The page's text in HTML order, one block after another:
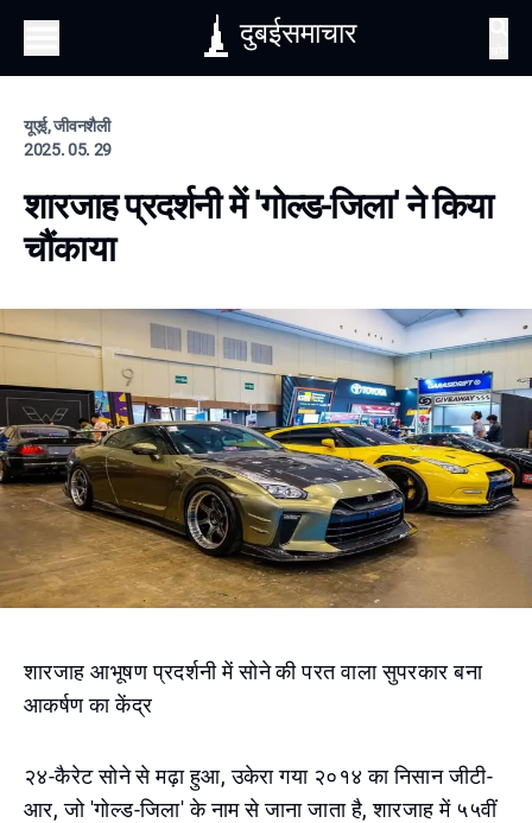
दुबईसमाचार
यूएई, जीवनशैली
2025. 05. 29
शारजाह प्रदर्शनी में 'गोल्ड-जिला' ने किया
चौंकाया
शारजाह आभूषण प्रदर्शनी में सोने की परत वाला सुपरकार बना
आकर्षण का केंद्र
२४-कैरेट सोने से मढ़ा हुआ, उकेरा गया २०१४ का निसान जीटी-
आर, जो 'गोल्ड-जिला' के नाम से जाना जाता है, शारजाह में ५५वीं